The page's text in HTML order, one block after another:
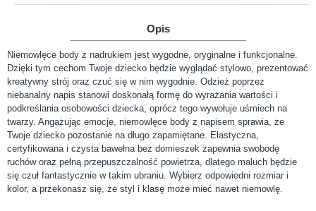
Opis
Niemowlęce body z nadrukiem jest wygodne, oryginalne i funkcjonalne.
Dzięki tym cechom Twoje dziecko będzie wyglądać stylowo, prezentować
kreatywny strój oraz czuć się w nim wygodnie. Odzież poprzez
niebanalny napis stanowi doskonałą formę do wyrażania wartości i
podkreślania osobowości dziecka, oprócz tego wywołuje uśmiech na
twarzy. Angażując emocje, niemowlęce body z napisem sprawia, że
Twoje dziecko pozostanie na długo zapamiętane. Elastyczna,
certyfikowana i czysta bawełna bez domieszek zapewnia swobodę
ruchów oraz pełną przepuszczalność powietrza, dlatego maluch będzie
się czuł fantastycznie w takim ubraniu. Wybierz odpowiedni rozmiar i
kolor, a przekonasz się, że styl i klasę może mieć nawet niemowlę.